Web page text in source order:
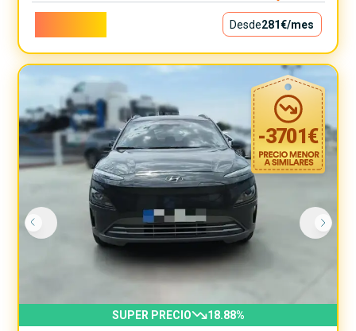
Desde281€/mes
-3701€
SUPER PRECIO 18.88%